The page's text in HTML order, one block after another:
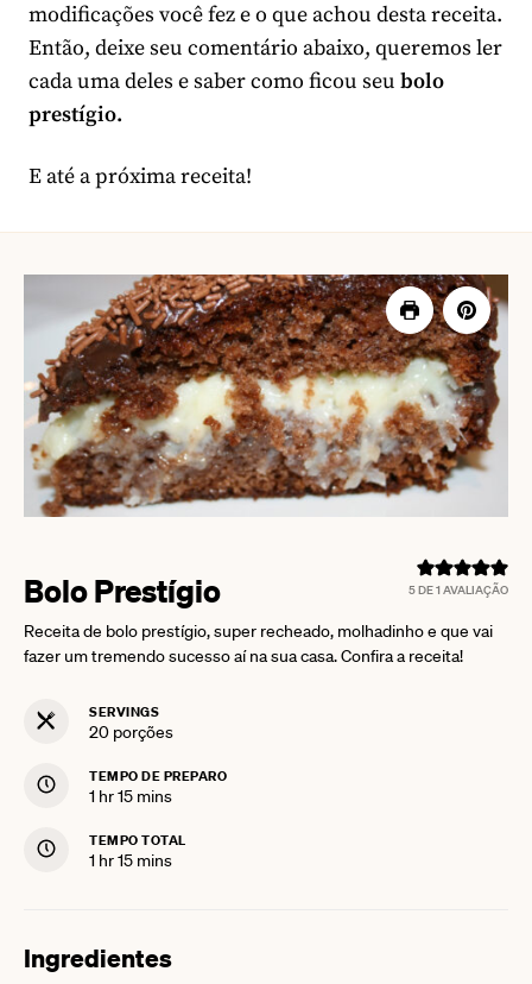
modificações você fez e o que achou desta receita.
Então, deixe seu comentário abaixo, queremos ler
cada uma deles e saber como ficou seu bolo
prestígio.
E até a próxima receita!
5DE 1 AVALIAÇÃO
Bolo Prestígio
Receita de bolo prestígio, super recheado, molhadinho e que vai
fazer um tremendo sucesso aí na sua casa. Confira a receita!
SERVINGS
20 porções
TEMPO DE PREPARO
1hour
hr15minutes
mins
TEMPO TOTAL
1hour
hr15minutes
mins
Ingredientes